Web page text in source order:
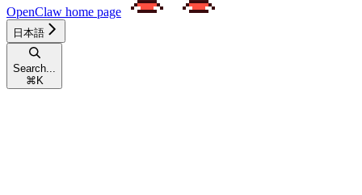
OpenClaw home page
日本語
Search...
⌘ K